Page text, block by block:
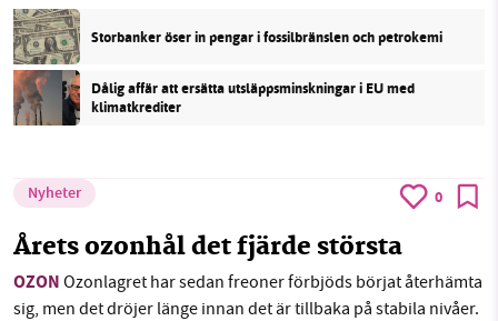
Storbanker öser in pengar i fossilbränslen och petrokemi
Dålig affär att ersätta utsläppsminskningar i EU med
klimatkrediter
Nyheter 0
Årets ozonhål det fjärde största
OZON Ozonlagret har sedan freoner förbjöds börjat återhämta
sig, men det dröjer länge innan det är tillbaka på stabila nivåer.